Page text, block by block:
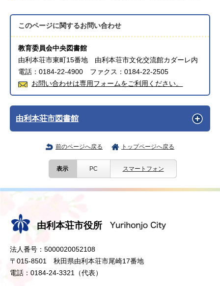
このページに関するお問い合わせ
教育委員会中央図書館
由利本荘市東町15番地 由利本荘市文化交流館カダーレ内
電話：0184-22-4900 ファクス：0184-22-2505
お問い合わせは専用フォームをご利用ください。
由利本荘市図書館
前のページへ戻る トップページへ戻る
表示 PC スマートフォン
由利本荘市役所
法人番号：5000020052108
〒015-8501 秋田県由利本荘市尾崎17番地
電話：0184-24-3321（代表）